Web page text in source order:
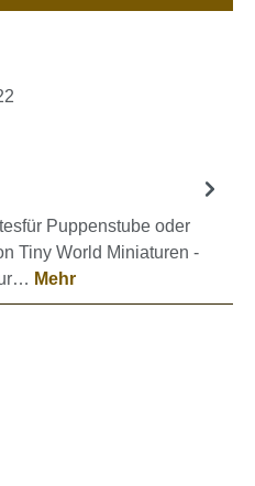
Puppenstube oder
Tiny World Miniaturen -
Mehr